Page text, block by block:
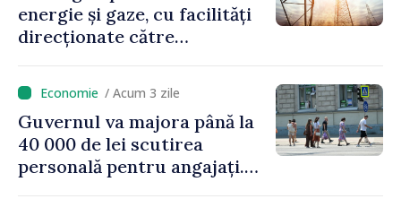
energie și gaze, cu facilități
direcționate către
/ Acum 3 zile
Guvernul va majora până la
40 000 de lei scutirea
personală pentru angajați.